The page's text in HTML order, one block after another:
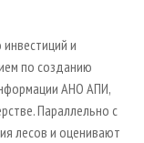
и
по созданию
АНО АПИ,
Параллельно с
лесов и оценивают